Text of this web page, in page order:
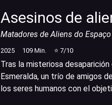
Asesinos de
Matadores de Aliens do
2025 109 Min. ⭐ 7/10
Tras la misteriosa
Esmeralda, un trío de amigos
los seres humanos con el